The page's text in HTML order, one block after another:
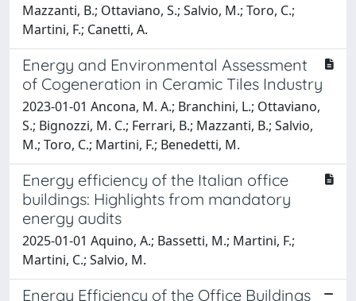
Mazzanti, B.; Ottaviano, S.; Salvio, M.; Toro, C.;
Martini, F.; Canetti, A.
Energy and Environmental Assessment
of Cogeneration in Ceramic Tiles Industry
2023-01-01 Ancona, M. A.; Branchini, L.; Ottaviano,
S.; Bignozzi, M. C.; Ferrari, B.; Mazzanti, B.; Salvio,
M.; Toro, C.; Martini, F.; Benedetti, M.
Energy efficiency of the Italian office
buildings: Highlights from mandatory
energy audits
2025-01-01 Aquino, A.; Bassetti, M.; Martini, F.;
Martini, C.; Salvio, M.
Energy Efficiency of the Office Buildings